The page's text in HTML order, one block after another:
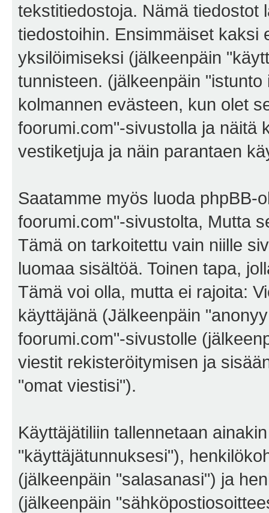
tekstitiedostoja. Nämä tiedostot
tiedostoihin. Ensimmäiset kaksi
yksilöimiseksi (jälkeenpäin
tunnisteen. (jälkeenpäin
kolmannen evästeen, kun olet
foorumi.com"-sivustolla ja näitä
vestiketjuja ja näin parantaen
Saatamme myös luoda phpBB-
foorumi.com"-sivustolta, Mutta
Tämä on tarkoitettu vain niille
luomaa sisältöä. Toinen tapa,
Tämä voi olla, mutta ei rajoita:
käyttäjänä (Jälkeenpäin
foorumi.com"-sivustolle
viestit rekisteröitymisen ja
"omat viestisi").
Käyttäjätiliin tallennetaan
"käyttäjätunnuksesi"),
(jälkeenpäin "salasanasi") ja
(jälkeenpäin